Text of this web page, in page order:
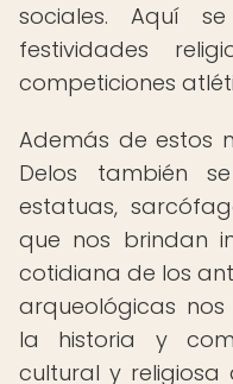
sociales. Aquí
festividades
competiciones
Además de estos
Delos también
estatuas,
que nos brindan
cotidiana de los
arqueológicas
la historia y
cultural y